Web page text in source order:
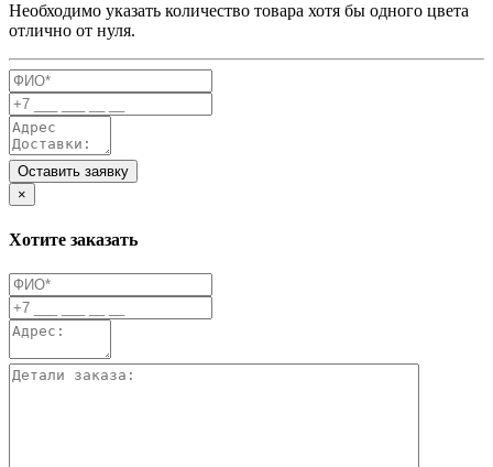
Необходимо указать количество товара хотя бы одного цвета
отлично от нуля.
Оставить заявку
×
Хотите заказать